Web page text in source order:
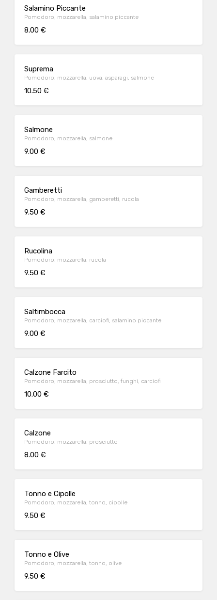
Salamino Piccante
Pomodoro, mozzarella, salamino piccante
8.00 €
Suprema
Pomodoro, mozzarella, uova, asparagi, salmone
10.50 €
Salmone
Pomodoro, mozzarella, salmone
9.00 €
Gamberetti
Pomodoro, mozzarella, gamberetti, rucola
9.50 €
Rucolina
Pomodoro, mozzarella, rucola
9.50 €
Saltimbocca
Pomodoro, mozzarella, carciofi, salamino piccante
9.00 €
Calzone Farcito
Pomodoro, mozzarella, prosciutto, funghi, carciofi
10.00 €
Calzone
Pomodoro, mozzarella, prosciutto
8.00 €
Tonno e Cipolle
Pomodoro, mozzarella, tonno, cipolle
9.50 €
Tonno e Olive
Pomodoro, mozzarella, tonno, olive
9.50 €